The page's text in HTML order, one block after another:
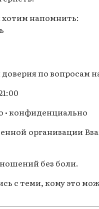
напомнить:
по вопросам
• конфиденциально
организации
без боли.
с теми, кому это